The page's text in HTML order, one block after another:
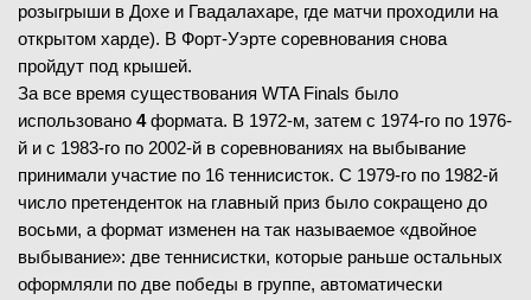
розыгрыши в Дохе и Гвадалахаре, где матчи проходили на
открытом харде). В Форт-Уэрте соревнования снова
пройдут под крышей.
За все время существования WTA Finals было
использовано 4формата. В 1972-м, затем с 1974-го по 1976-
й и с 1983-го по 2002-й в соревнованиях на выбывание
принимали участие по 16 теннисисток. С 1979-го по 1982-й
число претенденток на главный приз было сокращено до
восьми, а формат изменен на так называемое «двойное
выбывание»: две теннисистки, которые раньше остальных
оформляли по две победы в группе, автоматически